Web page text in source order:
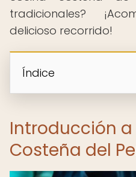
tradicionales?
delicioso recorrido!
Índice
Introducción
Costeña del